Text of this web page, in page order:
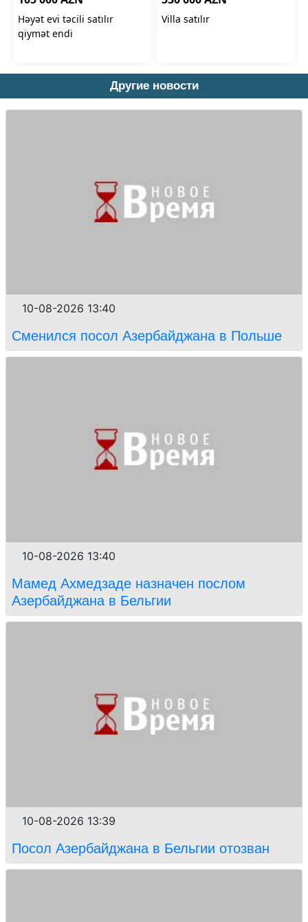
Другие новости
10-08-2026 13:40
Сменился посол Азербайджана в Польше
10-08-2026 13:40
Мамед Ахмедзаде назначен послом
Азербайджана в Бельгии
10-08-2026 13:39
Посол Азербайджана в Бельгии отозван